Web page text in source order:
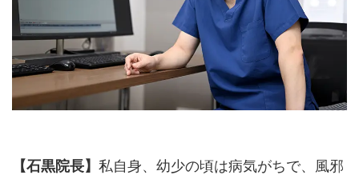
【石黒院長】 私自身、幼少の頃は病気がちで、風邪